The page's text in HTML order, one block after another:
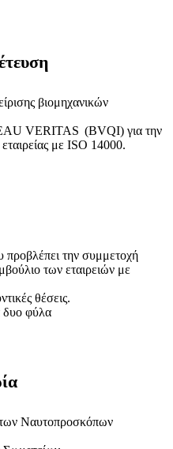
βιομηχανικών
VERITAS (BVQI) για την
με ISO 14000.
προβλέπει την συμμετοχή
των εταιρειών με
θέσεις.
δυο φύλα
Ναυτοπροσκόπων